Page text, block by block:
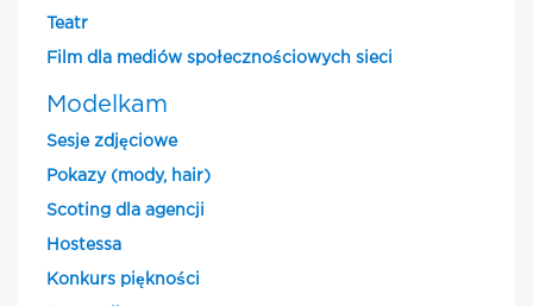
Teatr
Film dla mediów społecznościowych sieci
Modelkam
Sesje zdjęciowe
Pokazy (mody, hair)
Scoting dla agencji
Hostessa
Konkurs piękności